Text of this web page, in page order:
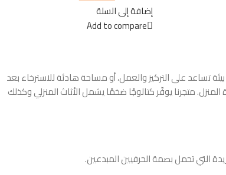
إضافة إلى السلة
Add to compare
على التركيز والعمل، أو مساحة هادئة للاسترخاء بعد
متجرنا يوفّر كتالوجًا ضخمًا يشمل الأثاث المنزلي وكذلك
التي تحمل بصمة الحرفيين المبدعين.